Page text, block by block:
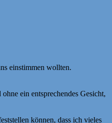
einstimmen wollten.
ein entsprechendes Gesicht,
können, dass ich vieles